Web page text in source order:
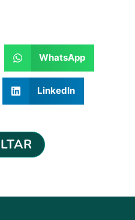
WhatsApp
LinkedIn